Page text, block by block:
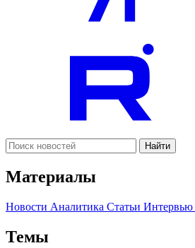
Найти
Материалы
Новости Аналитика Статьи Интервью
Темы